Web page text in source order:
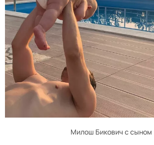
Милош Бикович с сыном